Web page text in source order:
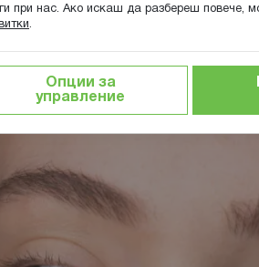
рискове и съвети
при нас. Ако искаш да разбереш повече,
.
Опции за
управление